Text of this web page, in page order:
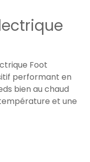
Foot
performant en
bien au chaud
et une